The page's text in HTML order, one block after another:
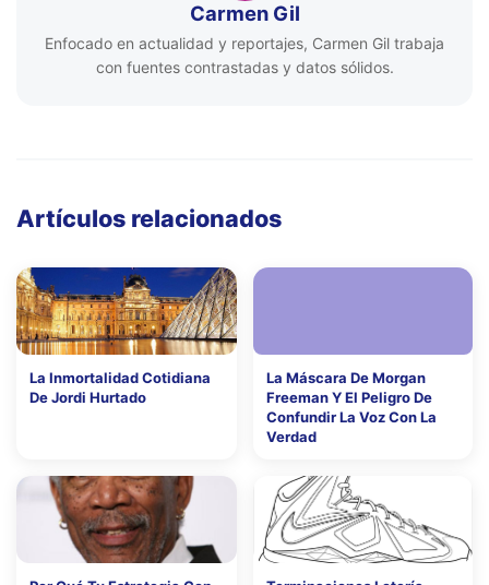
Carmen Gil
Enfocado en actualidad y reportajes, Carmen Gil trabaja
con fuentes contrastadas y datos sólidos.
Artículos relacionados
La Inmortalidad Cotidiana
De Jordi Hurtado
La Máscara De Morgan
Freeman Y El Peligro De
Confundir La Voz Con La
Verdad